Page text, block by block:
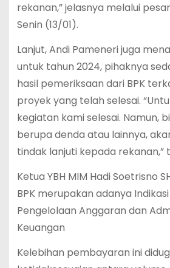
rekanan,” jelasnya melalui
Senin (13/01).
Lanjut, Andi Pameneri juga
untuk tahun 2024, pihaknya
hasil pemeriksaan dari BPK
proyek yang telah selesai.
kegiatan kami selesai. Namun,
berupa denda atau lainnya,
tindak lanjuti kepada rekanan,”
Ketua YBH MIM Hadi Soetrisno
BPK merupakan adanya
Pengelolaan Anggaran dan
Keuangan
Kelebihan pembayaran ini